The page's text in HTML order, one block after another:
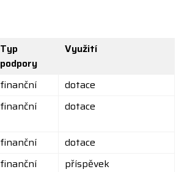
Typ
podpory
Využití
finanční
dotace
finanční dotace
finanční
dotace
finanční
příspěvek